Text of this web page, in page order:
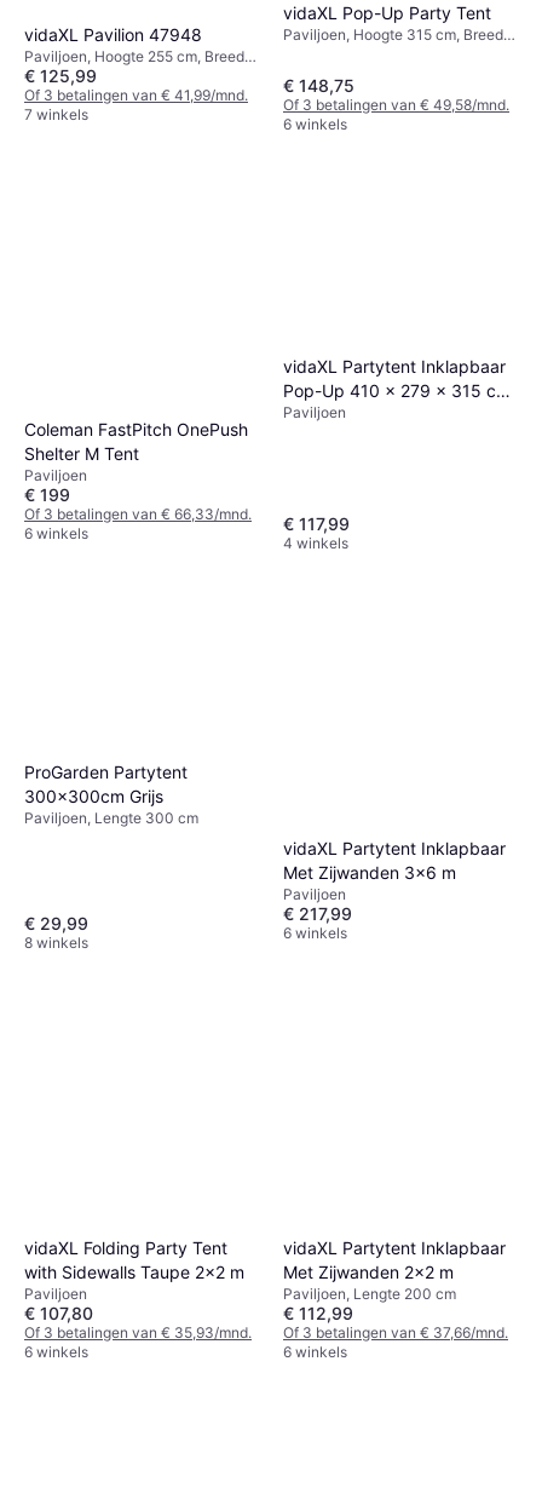
vidaXL Pavilion 47948
Paviljoen, Hoogte 255 cm, Breedte
250 cm, Lengte 300 cm
€ 125,99
Of 3 betalingen van € 41,99/mnd.
7 winkels
vidaXL Pop-Up Party Tent
Paviljoen, Hoogte 315 cm, Breedte
€ 148,75
Of 3 betalingen van € 49,58/mnd.
6 winkels
Coleman FastPitch OnePush
Shelter M Tent
Paviljoen
€ 199
Of 3 betalingen van € 66,33/mnd.
6 winkels
vidaXL Partytent Inklapbaar
Pop-Up 410 x 279 x 315 cm
Taupe
Paviljoen
€ 117,99
4 winkels
ProGarden Partytent
300x300cm Grijs
Paviljoen, Lengte 300 cm
€ 29,99
8 winkels
vidaXL Partytent Inklapbaar
Met Zijwanden 3x6 m
Paviljoen
€ 217,99
6 winkels
vidaXL Folding Party Tent
with Sidewalls Taupe 2x2 m
Paviljoen
€ 107,80
Of 3 betalingen van € 35,93/mnd.
6 winkels
vidaXL Partytent Inklapbaar
Met Zijwanden 2x2 m
Paviljoen, Lengte 200 cm
€ 112,99
Of 3 betalingen van € 37,66/mnd.
6 winkels